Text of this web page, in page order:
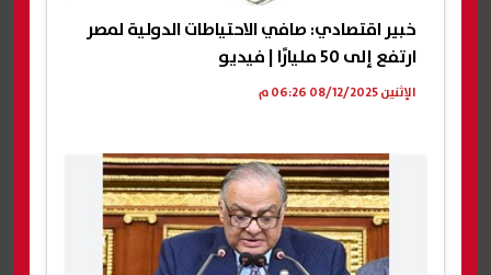
خبير اقتصادي: صافي الاحتياطات الدولية لمصر
ارتفع إلى 50 مليارًا | فيديو
الإثنين 08/12/2025 06:26 م